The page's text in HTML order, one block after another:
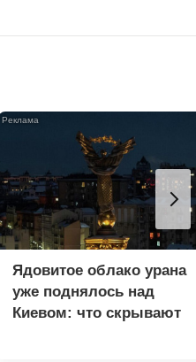
Ядовитое облако урана
уже поднялось над
Киевом: что скрывают